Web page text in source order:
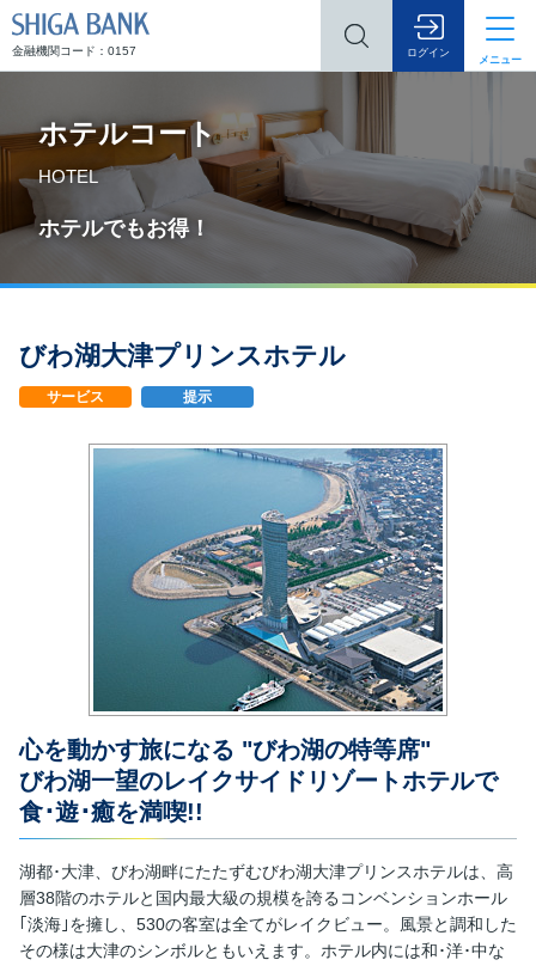
金融機関コード：0157 ログイン
メニュー
ホテルコート
HOTEL
ホテルでもお得！
びわ湖大津プリンスホテル
サービス 提示
心を動かす旅になる "びわ湖の特等席"
びわ湖一望のレイクサイドリゾートホテルで
食･遊･癒を満喫!!
湖都･大津、びわ湖畔にたたずむびわ湖大津プリンスホテルは、高
層38階のホテルと国内最大級の規模を誇るコンベンションホール
｢淡海｣を擁し、530の客室は全てがレイクビュー。風景と調和した
その様は大津のシンボルともいえます。ホテル内には和･洋･中な